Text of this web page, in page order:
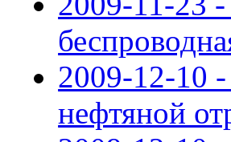
2009-12-10
нефтяной